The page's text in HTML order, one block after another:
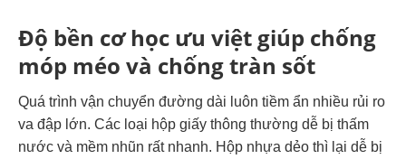
Độ bền cơ học ưu việt giúp chống
móp méo và chống tràn sốt
Quá trình vận chuyển đường dài luôn tiềm ẩn nhiều rủi ro
va đập lớn. Các loại hộp giấy thông thường dễ bị thấm
nước và mềm nhũn rất nhanh. Hộp nhựa dẻo thì lại dễ bị